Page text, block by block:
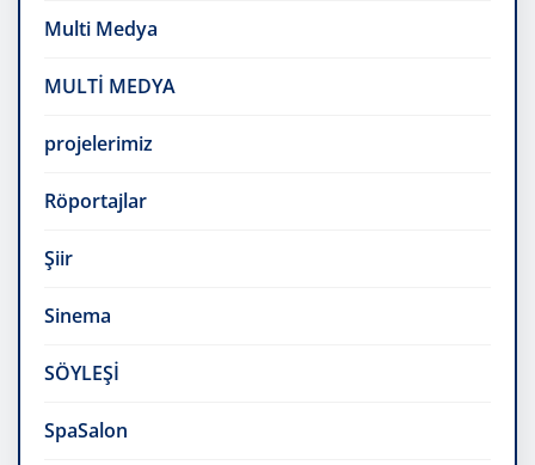
Multi Medya
MULTİ MEDYA
projelerimiz
Röportajlar
Şiir
Sinema
SÖYLEŞİ
SpaSalon